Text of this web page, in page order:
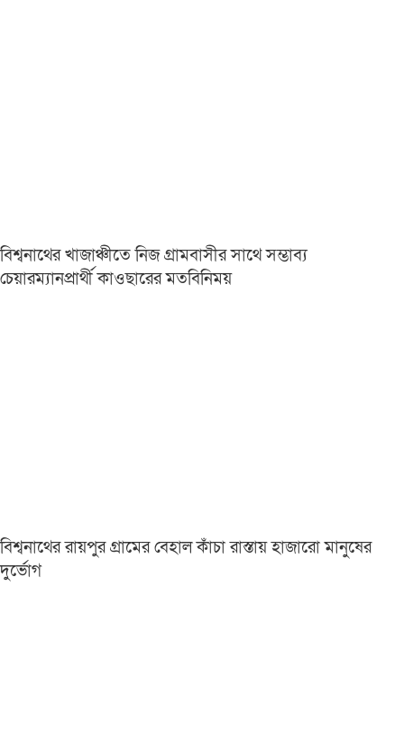
বিশ্বনাথের খাজাঞ্চীতে নিজ গ্রামবাসীর সাথে সম্ভাব্য
চেয়ারম্যানপ্রার্থী কাওছারের মতবিনিময়
বিশ্বনাথের রায়পুর গ্রামের বেহাল কাঁচা রাস্তায় হাজারো মানুষের
দুর্ভোগ